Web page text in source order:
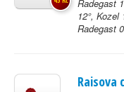
Radegast
12°,
Radegast
Raisova